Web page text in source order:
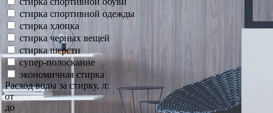
стирка спортивной одежды
стирка хлопка
стирка черных вещей
стирка шерсти
супер-полоскание
экономичная стирка
Расход воды за стирку, л:
от
до